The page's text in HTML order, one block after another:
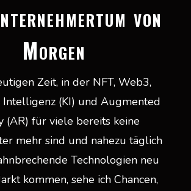
von
Morgen
Zeit, in der NFT, Web3,
Intelligenz (KI) und Augmented
(AR) für viele bereits keine
mehr sind und nahezu täglich
Technologien neu
kommen, sehe ich Chancen,